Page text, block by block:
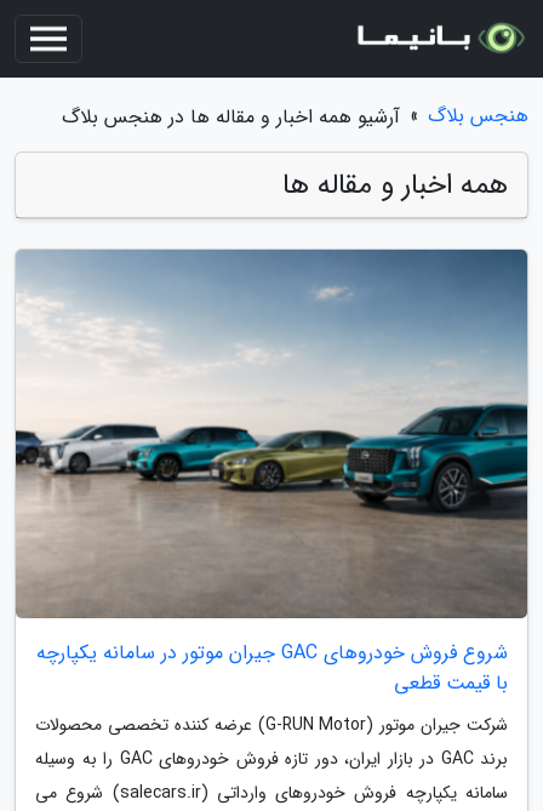
هنجس بلاگ » آرشیو همه اخبار و مقاله ها در هنجس بلاگ
همه اخبار و مقاله ها
شروع فروش خودروهای GAC جیران موتور در سامانه یکپارچه
با قیمت قطعی
شرکت جیران موتور (G-RUN Motor) عرضه کننده تخصصی محصولات
برند GAC در بازار ایران، دور تازه فروش خودروهای GAC را به وسیله
سامانه یکپارچه فروش خودروهای وارداتی (salecars.ir) شروع می